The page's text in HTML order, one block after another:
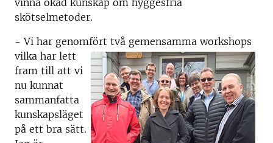
vinna ökad kunskap om hyggesfria
skötselmetoder.
- Vi har genomfört två gemensamma workshops
vilka har lett
fram till att vi
nu kunnat
sammanfatta
kunskapsläget
på ett bra sätt.